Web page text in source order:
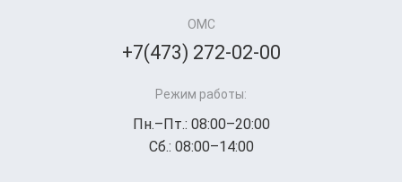
ОМС
+7(473) 272-02-00
Режим работы:
Пн.–Пт.: 08:00–20:00
Сб.: 08:00–14:00